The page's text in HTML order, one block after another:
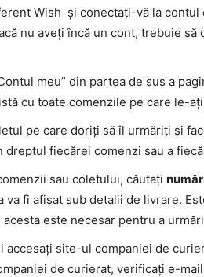
Wish și conectați-vă la
nu aveți încă un cont, trebuie
meu” din partea de sus a
cu toate comenzile pe care le-
pe care doriți să îl urmăriți și
dreptul fiecărei comenzi sau a
sau coletului, căutați
va fi afișat sub detalii de livrare.
este necesar pentru a
accesați site-ul companiei de
de curierat, verificați e-